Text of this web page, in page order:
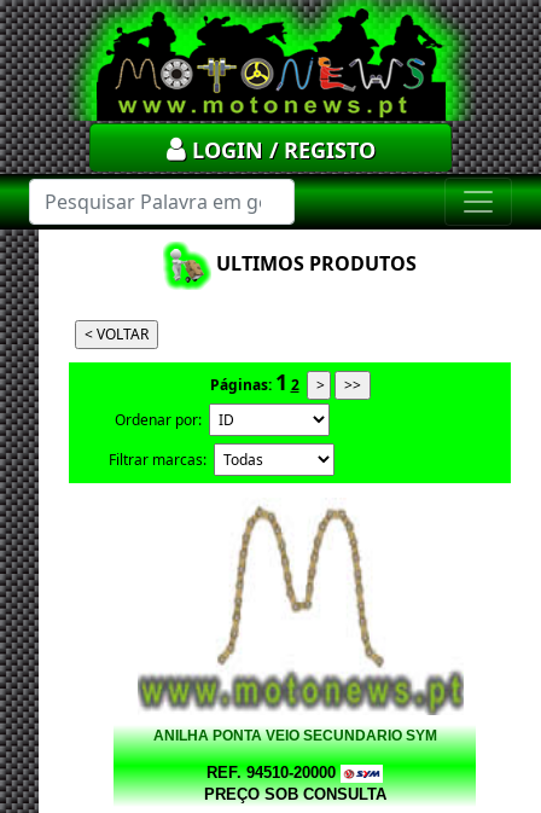
LOGIN / REGISTO
ULTIMOS PRODUTOS
Páginas: 1 2
Ordenar por:
Filtrar marcas:
ANILHA PONTA VEIO SECUNDARIO SYM
REF. 94510-20000
PREÇO SOB CONSULTA